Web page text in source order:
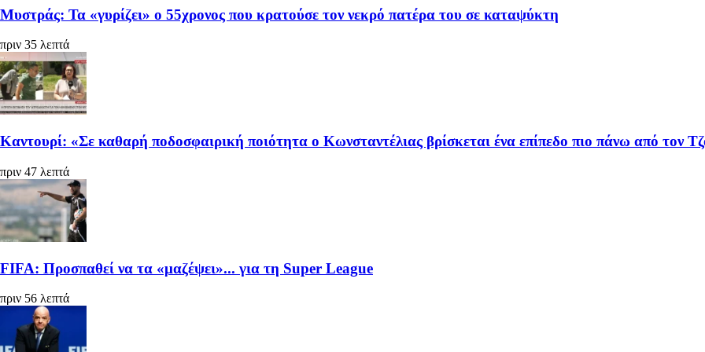
Μυστράς: Τα «γυρίζει» ο 55χρονος που κρατούσε τον νεκρό πατέρα του σε καταψύκτη
πριν 35 λεπτά
Καντουρί: «Σε καθαρή ποδοσφαιρική ποιότητα ο Κωνσταντέλιας βρίσκεται ένα επίπεδο πιο πάνω από τον
πριν 47 λεπτά
FIFA: Προσπαθεί να τα «μαζέψει»... για τη Super League
πριν 56 λεπτά